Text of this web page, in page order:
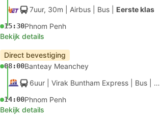
7uur, 30m | Airbus Bus Eerste klas
15:30Phnom Penh
Bekijk details
Direct bevestiging
08:00Banteay Meanchey
6uur | Virak Buntham Express Bus VIP
14:00Phnom Penh
Bekijk details